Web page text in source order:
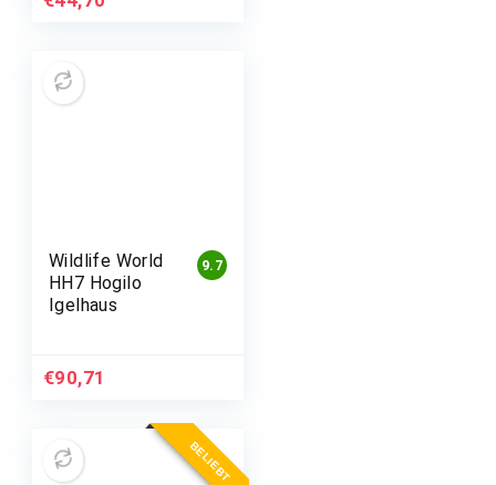
9.7
Wildlife World
HH7 Hogilo
Igelhaus
€90,71
BELIEBT